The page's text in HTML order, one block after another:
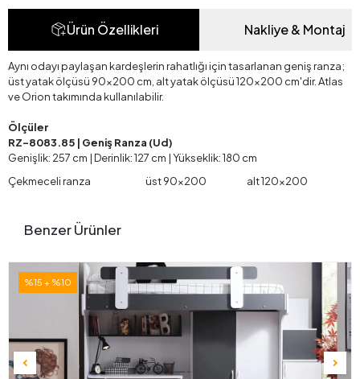
Ürün Özellikleri Nakliye & Montaj
Aynı odayı paylaşan kardeşlerin rahatlığı için tasarlanan geniş ranza;
üst yatak ölçüsü 90x200 cm, alt yatak ölçüsü 120x200 cm'dir. Atlas
ve Orion takımında kullanılabilir.
Ölçüler
RZ-8083.85 | Geniş Ranza (Ud)
Genişlik: 257 cm | Derinlik: 127 cm | Yükseklik: 180 cm
Çekmeceli ranza
üst 90x200 alt 120x200
Benzer Ürünler
%15 + %10